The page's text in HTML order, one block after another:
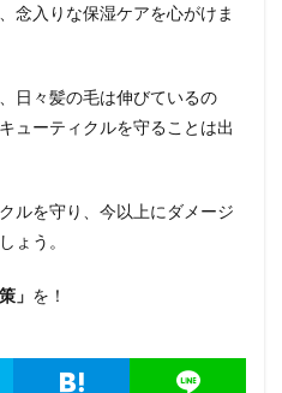
念入りな保湿ケアを心がけま
日々髪の毛は伸びているの
ューティクルを守ることは出
ルを守り、今以上にダメージ
ょう。
」 を！